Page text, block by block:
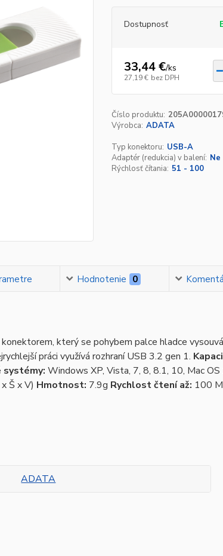
Dostupnosť
33,44 €/ks
27,19 € bez DPH
Číslo produktu:
Výrobca: ADATA
Typ konektoru: USB-A
Adaptér (redukcia) v balení: Ne
Rýchlosť čítania: 51 - 100
Hodnotenie 0
který se pohybem palce hladce
práci využívá rozhraní USB 3.2 gen 1.
systémy: Windows XP, Vista, 7, 8, 8.1, 10, Mac
Š x V) Hmotnost: 7.9g Rychlost čtení až: 100
ADATA